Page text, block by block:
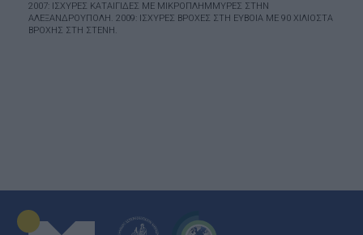
2007: ΙΣΧΥΡΈΣ ΚΑΤΑΙΓΊΔΕΣ ΜΕ ΜΙΚΡΟΠΛΗΜΜΎΡΕΣ ΣΤΗΝ
ΑΛΕΞΑΝΔΡΟΎΠΟΛΗ. 2009: ΙΣΧΥΡΈΣ ΒΡΟΧΈΣ ΣΤΗ ΕΎΒΟΙΑ ΜΕ 90 ΧΙΛΙΟΣΤΆ
ΒΡΟΧΉΣ ΣΤΗ ΣΤΕΝΉ.